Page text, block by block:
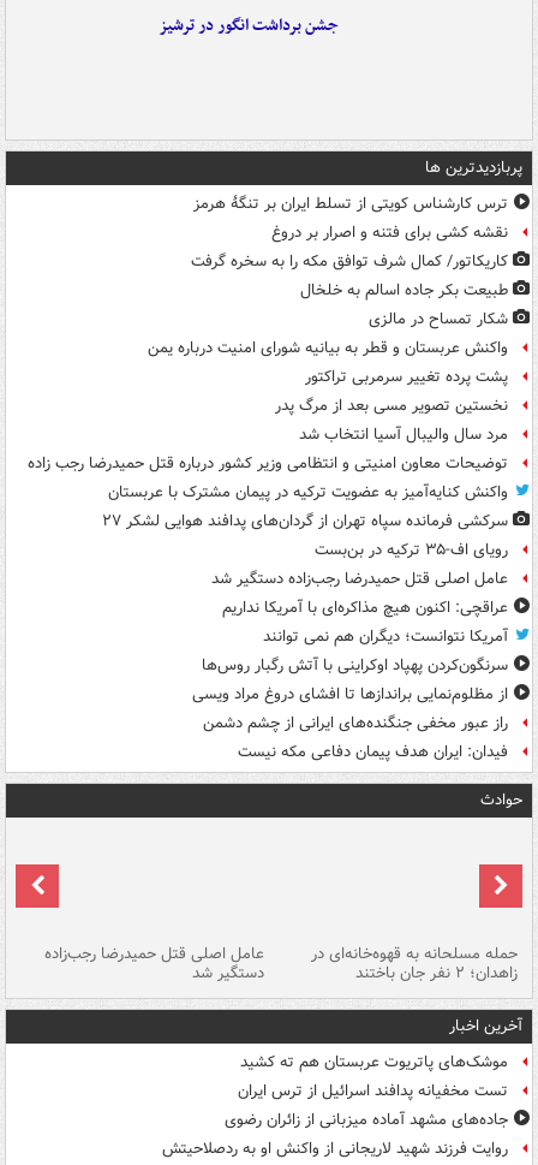
جشن برداشت انگور در ترشیز
پربازدیدترین ها
ترس کارشناس کویتی از تسلط ایران بر تنگۀ هرمز
نقشه کشی برای فتنه و اصرار بر دروغ
کاریکاتور/ کمال شرف توافق مکه را به سخره گرفت
طبیعت بکر جاده اسالم به خلخال
شکار تمساح در مالزی
واکنش عربستان و قطر به بیانیه شورای امنیت درباره یمن
پشت پرده تغییر سرمربی تراکتور
نخستین تصویر مسی بعد از مرگ پدر
مرد سال والیبال آسیا انتخاب شد
توضیحات معاون امنیتی و انتظامی وزیر کشور درباره قتل حمیدرضا رجب زاده
واکنش کنایه‌آمیز به عضویت ترکیه در پیمان مشترک با عربستان
سرکشی فرمانده سپاه تهران از گردان‌های پدافند هوایی لشکر ۲۷
رویای اف-۳۵ ترکیه در بن‌بست
عامل اصلی قتل حمیدرضا رجب‌زاده دستگیر شد
عراقچی: اکنون هیچ مذاکره‌ای با آمریکا نداریم
آمریکا نتوانست؛ دیگران هم نمی توانند
سرنگون‌کردن پهپاد اوکراینی با آتش رگبار روس‌ها
از مظلوم‌نمایی براندازها تا افشای دروغ مراد ویسی
راز عبور مخفی جنگنده‌های ایرانی از چشم دشمن
فیدان: ایران هدف پیمان دفاعی مکه نیست
حوادث
حمله مسلحانه به قهوه‌خانه‌ای در
زاهدان؛ ۲ نفر جان باختند
عامل اصلی قتل حمیدرضا رجب‌زاده
دستگیر شد
آخرین اخبار
موشک‌های پاتریوت عربستان هم ته‌ کشید
تست مخفیانه پدافند اسرائیل از ترس ایران
جاده‌های مشهد آماده میزبانی از زائران رضوی
روایت فرزند شهید لاریجانی از واکنش او به ردصلاحیتش